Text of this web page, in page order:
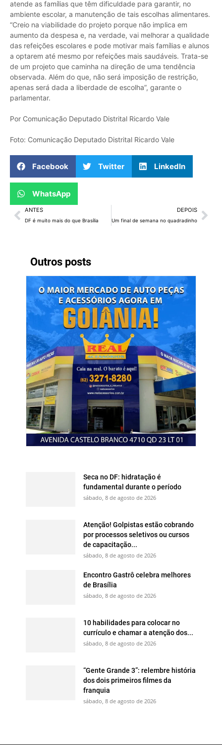
Outros posts
Seca no DF: hidratação é
fundamental durante o período
sábado, 8 de agosto de 2026
Atenção! Golpistas estão cobrando
por processos seletivos ou cursos
de capacitação...
sábado, 8 de agosto de 2026
Encontro Gastrô celebra melhores
de Brasília
sábado, 8 de agosto de 2026
10 habilidades para colocar no
currículo e chamar a atenção dos...
sábado, 8 de agosto de 2026
“Gente Grande 3”: relembre história
dos dois primeiros filmes da
franquia
sábado, 8 de agosto de 2026
atende as famílias que têm dificuldade para garantir, no
ambiente escolar, a manutenção de tais escolhas alimentares.
“Creio na viabilidade do projeto porque não implica em
aumento da despesa e, na verdade, vai melhorar a qualidade
das refeições escolares e pode motivar mais famílias e alunos
a optarem até mesmo por refeições mais saudáveis. Trata-se
de um projeto que caminha na direção de uma tendência
observada. Além do que, não será imposição de restrição,
apenas será dada a liberdade de escolha”, garante o
parlamentar.
Por Comunicação Deputado Distrital Ricardo Vale
Foto: Comunicação Deputado Distrital Ricardo Vale
Facebook Twitter LinkedIn
WhatsApp
ANTES
DF é muito mais do que Brasília
DEPOIS
Um final de semana no quadradinho